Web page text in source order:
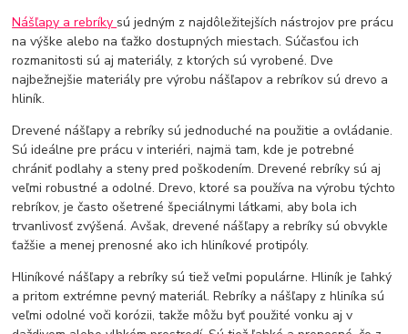
Nášľapy a rebríky sú jedným z najdôležitejších nástrojov pre prácu
na výške alebo na ťažko dostupných miestach. Súčasťou ich
rozmanitosti sú aj materiály, z ktorých sú vyrobené. Dve
najbežnejšie materiály pre výrobu nášľapov a rebríkov sú drevo a
hliník.
Drevené nášľapy a rebríky sú jednoduché na použitie a ovládanie.
Sú ideálne pre prácu v interiéri, najmä tam, kde je potrebné
chrániť podlahy a steny pred poškodením. Drevené rebríky sú aj
veľmi robustné a odolné. Drevo, ktoré sa používa na výrobu týchto
rebríkov, je často ošetrené špeciálnymi látkami, aby bola ich
trvanlivosť zvýšená. Avšak, drevené nášľapy a rebríky sú obvykle
ťažšie a menej prenosné ako ich hliníkové protipóly.
Hliníkové nášľapy a rebríky sú tiež veľmi populárne. Hliník je ľahký
a pritom extrémne pevný materiál. Rebríky a nášľapy z hliníka sú
veľmi odolné voči korózii, takže môžu byť použité vonku aj v